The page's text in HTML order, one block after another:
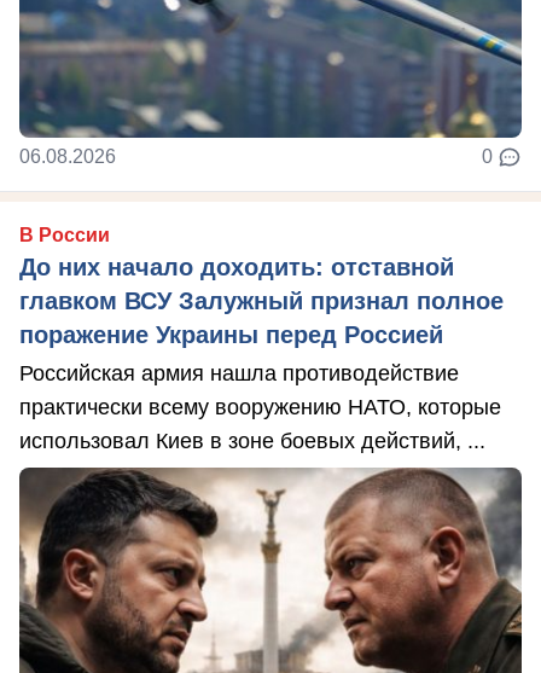
06.08.2026 0
В России
До них начало доходить: отставной
главком ВСУ Залужный признал полное
поражение Украины перед Россией
Российская армия нашла противодействие
практически всему вооружению НАТО, которые
использовал Киев в зоне боевых действий, ...